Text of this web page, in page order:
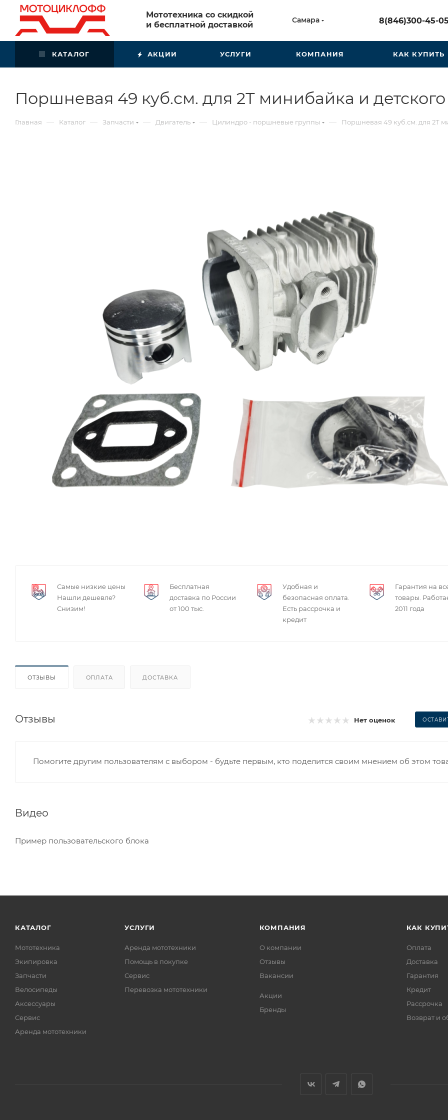
Мототехника со скидкой
и бесплатной доставкой
Самара 8(846)300-45-05
КАТАЛОГ АКЦИИ УСЛУГИ КОМПАНИЯ КАК КУПИТЬ
Поршневая 49 куб.см. для 2Т минибайка и
Главная — Каталог — Запчасти — Двигатель — Цилиндро - поршневые группы — Поршневая 49 куб.см. для 2Т
Самые низкие цены
Нашли дешевле?
Снизим!
Бесплатная
доставка по России
от 100 тыс.
Удобная и
безопасная оплата.
Есть рассрочка и
кредит
Гарантия на
товары.
2011 года
ОТЗЫВЫ ОПЛАТА ДОСТАВКА
Отзывы Нет оценок
Помогите другим пользователям с выбором - будьте первым, кто поделится своим мнением об этом
Видео
Пример пользовательского блока
КАТАЛОГ
Мототехника
Экипировка
Запчасти
Велосипеды
Аксессуары
Сервис
Аренда мототехники
УСЛУГИ
Аренда мототехники
Помощь в покупке
Сервис
Перевозка мототехники
КОМПАНИЯ
О компании
Отзывы
Вакансии
Акции
Бренды
КАК
Оплата
Доставка
Гарантия
Кредит
Рассрочка
Возврат и